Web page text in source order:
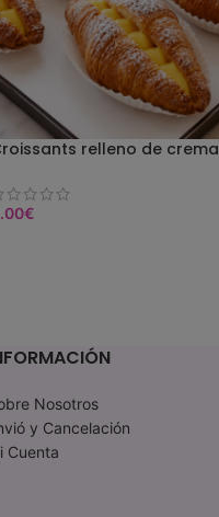
relleno de crema
€
Nosotros
y Cancelación
Cuenta